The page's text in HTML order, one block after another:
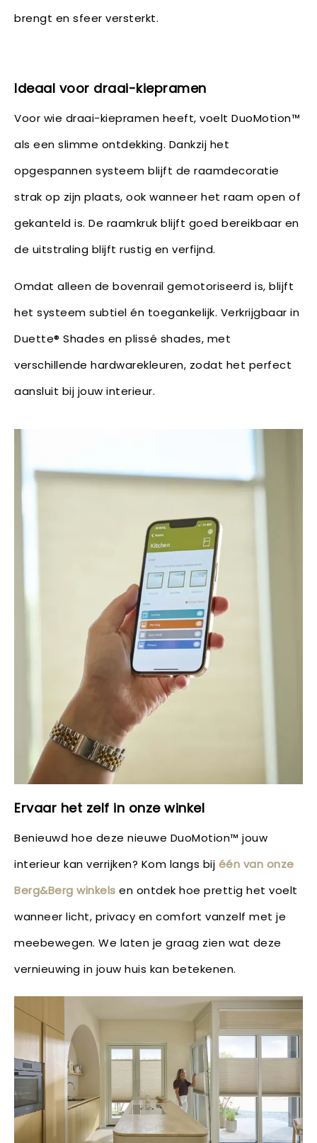
brengt en sfeer versterkt.
Ideaal voor draai-kiepramen
Voor wie draai-kiepramen heeft, voelt DuoMotion™
als een slimme ontdekking. Dankzij het
opgespannen systeem blijft de raamdecoratie
strak op zijn plaats, ook wanneer het raam open of
gekanteld is. De raamkruk blijft goed bereikbaar en
de uitstraling blijft rustig en verfijnd.
Omdat alleen de bovenrail gemotoriseerd is, blijft
het systeem subtiel én toegankelijk. Verkrijgbaar in
Duette® Shades en plissé shades, met
verschillende hardwarekleuren, zodat het perfect
aansluit bij jouw interieur.
Ervaar het zelf in onze winkel
Benieuwd hoe deze nieuwe DuoMotion™ jouw
interieur kan verrijken? Kom langs bij één van onze
Berg&Berg winkels en ontdek hoe prettig het voelt
wanneer licht, privacy en comfort vanzelf met je
meebewegen. We laten je graag zien wat deze
vernieuwing in jouw huis kan betekenen.